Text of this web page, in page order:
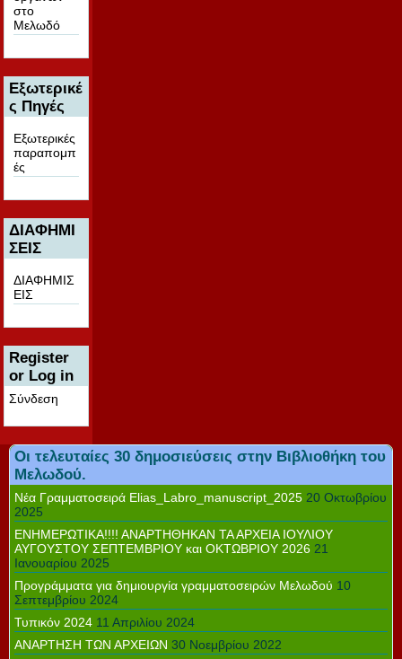
στο
Μελωδό
Εξωτερικέ
ς Πηγές
Εξωτερικές
παραπομπ
ές
ΔΙΑΦΗΜΙ
ΣΕΙΣ
ΔΙΑΦΗΜΙΣ
ΕΙΣ
Register
or Log in
Σύνδεση
Οι τελευταίες 30 δημοσιεύσεις στην Βιβλιοθήκη του
Μελωδού.
Νέα Γραμματοσειρά Elias_Labro_manuscript_2025 20 Οκτωβρίου
2025
ΕΝΗΜΕΡΩΤΙΚΑ!!!! ΑΝΑΡΤΗΘΗΚΑΝ ΤΑ ΑΡΧΕΙΑ ΙΟΥΛΙΟΥ
ΑΥΓΟΥΣΤΟΥ ΣΕΠΤΕΜΒΡΙΟΥ και ΟΚΤΩΒΡΙΟΥ 2026 21
Ιανουαρίου 2025
Προγράμματα για δημιουργία γραμματοσειρών Μελωδού 10
Σεπτεμβρίου 2024
Τυπικόν 2024 11 Απριλίου 2024
ΑΝΑΡΤΗΣΗ ΤΩΝ ΑΡΧΕΙΩΝ 30 Νοεμβρίου 2022